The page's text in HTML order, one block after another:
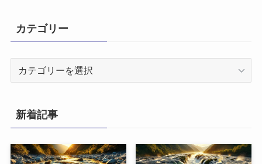
カテゴリー
リ
ー
新着記事